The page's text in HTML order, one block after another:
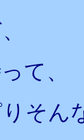
て、
そん